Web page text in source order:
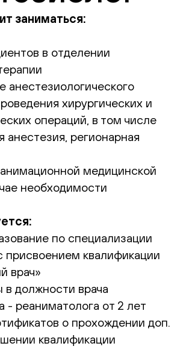
заниматься:
в отделении
анестезиологического
хирургических и
операций, в том числе
анестезия, регионарная
медицинской
необходимости
по специализации
присвоением квалификации
врач»
в должности врача
- реаниматолога от 2 лет
о прохождении доп.
квалификации